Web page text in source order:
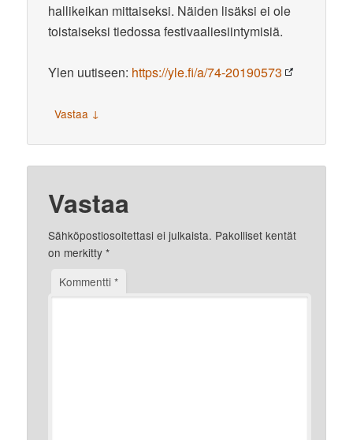
hallikeikan mittaiseksi. Näiden lisäksi ei ole
toistaiseksi tiedossa festivaaliesiintymisiä.
Ylen uutiseen: https://yle.fi/a/74-20190573
Vastaa ↓
Vastaa
Sähköpostiosoitettasi ei julkaista. Pakolliset kentät
on merkitty*
Kommentti*